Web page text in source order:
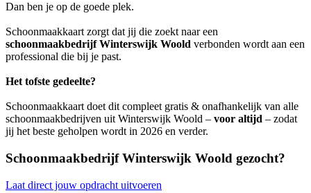
Dan ben je op de goede plek.
Schoonmaakkaart zorgt dat jij die zoekt naar een
schoonmaakbedrijf Winterswijk Woold verbonden wordt aan een
professional die bij je past.
Het tofste gedeelte?
Schoonmaakkaart doet dit compleet gratis & onafhankelijk van alle
schoonmaakbedrijven uit Winterswijk Woold – voor altijd – zodat
jij het beste geholpen wordt in 2026 en verder.
Schoonmaakbedrijf Winterswijk Woold gezocht?
Laat direct jouw opdracht uitvoeren